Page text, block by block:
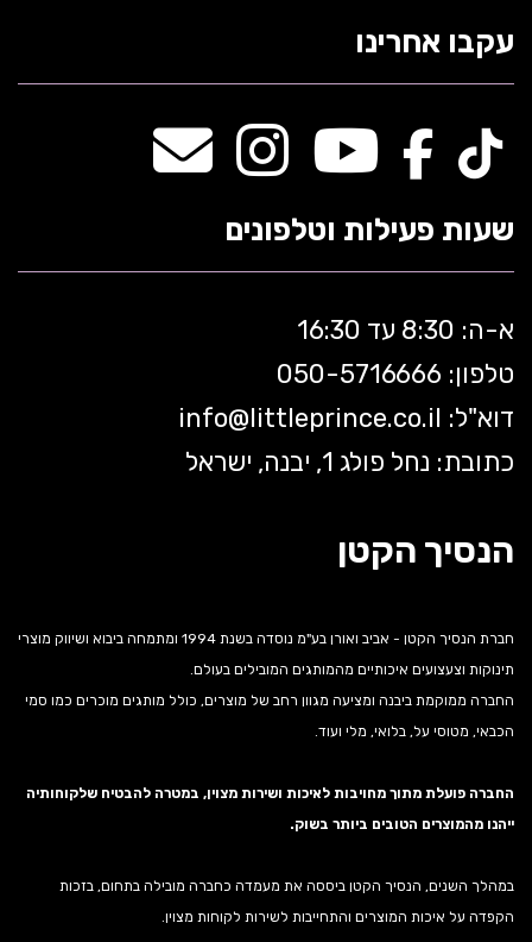
עקבו אחרינו
שעות פעילות וטלפונים
א-ה: 8:30 עד 16:30
טלפון: 050-5 716666
דוא"ל:
info@littleprince.co.il
כתובת: נחל פולג 1, יבנה, ישראל
הנסיך הקטן
חברת הנסיך הקטן - אביב ואורן בע"מ נוסדה בשנת 1994 ומתמחה ביבוא ושיווק מוצרי
תינוקות וצעצועים איכותיים מהמותגים המובילים בעולם.
החברה ממוקמת ביבנה ומציעה מגוון רחב של מוצרים, כולל מותגים מוכרים כמו סמי
הכבאי, מטוסי על, בלואי, מלי ועוד.
החברה פועלת מתוך מחויבות לאיכות ושירות מצוין, במטרה להבטיח שלקוחותיה
ייהנו מהמוצרים הטובים ביותר בשוק.
במהלך השנים, הנסיך הקטן ביססה את מעמדה כחברה מובילה בתחום, בזכות
הקפדה על איכות המוצרים והתחייבות לשירות לקוחות מצוין.